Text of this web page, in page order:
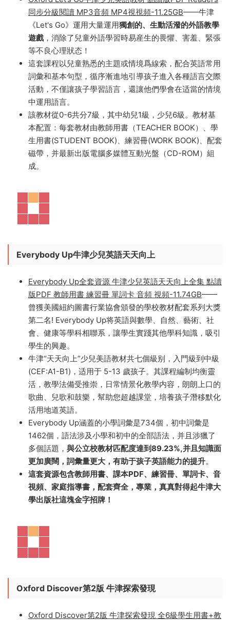
同步分級閱讀 MP3音頻 MP4視視頻-11.25GB——牛津
《Let's Go》運用大量運用獨創的、生動活潑的外語教學
遊戲，消除了兒童外語學習時易産生的畏懼、害羞、緊張
等不良心理狀态！
這套課程以兒童熟悉的主題或情境爲線索，配合英語常用
詞彙和基本句型，循序漸進地引導孩子進入各種語言交際
活動，不僅讓孩子學習語言，還讓他們學會在适當的情境
中運用語言。
該教材從0-6共分7級，其中幼兒1級，少兒6級。教材基
本配置：每套教材由教師用書（TEACHER BOOK）、學
生用書(STUDENT BOOK)、練習冊(WORK BOOK)、配套
磁帶，并最新出版電腦多媒體互動光盤（CD-ROM）組
成。
Everybody Up牛津少兒英語天天向上
Everybody Up全套資源 牛津少兒英語天天向上全集 點讀
版PDF 教師用書 練習冊 單詞卡 音頻 視頻-11.74GB ——
曾獲美國紐約圖書行業協會頒發的學校教材配套系列大獎
第二名! Everybody Up将英語與數學、自然、藝術、社
會、健康等學科相聯系，讓學生實踐其他學科知識，吸引
學生的興趣。
牛津“天天向上”少兒美語教材共七個級别，入門級到中級
(CEF:A1-B1)，适用于 5-13 歲孩子。其課程編制均衡靈
活，教學法備受推崇，日常情景化教學内容，朗朗上口的
歌曲、兒歌和鼓樂，幫助您超越課堂，培養孩子潛移默化
活用地道英語。
Everybody Up涵蓋的小學詞彙是734個，初中詞彙是
1462個，語法涉及小學和初中的全部語法，并且涉獵了
更加廣闊，詞彙量更大，有助于孩子英語能力的提升
這套資源包含教師用書、課本PDF、練習冊、單詞卡、音